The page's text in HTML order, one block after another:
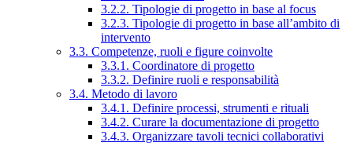
3.2.2. Tipologie di progetto in base al focus
3.2.3. Tipologie di progetto in base all’ambito di
intervento
3.3. Competenze, ruoli e figure coinvolte
3.3.1. Coordinatore di progetto
3.3.2. Definire ruoli e responsabilità
3.4. Metodo di lavoro
3.4.1. Definire processi, strumenti e rituali
3.4.2. Curare la documentazione di progetto
3.4.3. Organizzare tavoli tecnici collaborativi